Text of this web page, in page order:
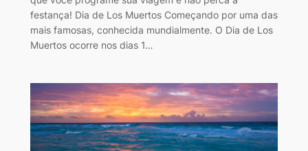
festança! Dia de Los Muertos Começando por uma das
mais famosas, conhecida mundialmente. O Dia de Los
Muertos ocorre nos dias 1…